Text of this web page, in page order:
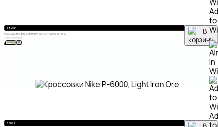
5 800₽
Кроссовки New Balance 1906D, Protection Pack Harbor Grey
373839 404142434445
to
6 000₽
НОВИНКА ХИТ
to